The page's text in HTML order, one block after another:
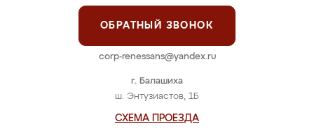
г. Балашиха
ш. Энтузиастов, 1Б
СХЕМА ПРОЕЗДА
ОБРАТНЫЙ ЗВОНОК
corp-renessans@yandex.ru